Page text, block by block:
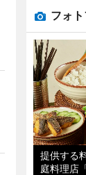
フォ
提供する
庭料理店